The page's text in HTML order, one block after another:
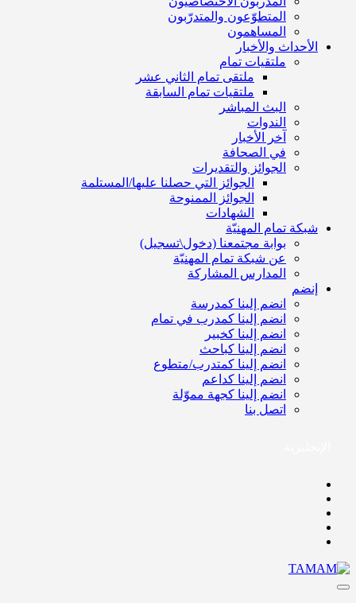
المتطوّعون والمتدرّبون
المساهمون
الأحداث والأخبار
ملتقيات تمام
ملتقى تمام الثاني عشر
ملتقيات تمام السابقة
البث المباشر
الندوات
آخر الأخبار
في الصحافة
الجوائز والتقديرات
الجوائز التي حصلنا عليها/المستلمة
الجوائز الممنوحة
الشهادات
شبكة تمام المهنيّة
بوابة مجتمعنا (دخول\تسجيل)
عن شبكة تمام المهنيّة
المدارس المشاركة
إنضم
انضم إلينا كمدرسة
انضم إلينا كمدرب في تمام
انضم إلينا كخبير
انضم إلينا كباحث
انضم إلينا كمتدرب/متطوع
انضم إلينا كداعم
انضم إلينا كجهة مموّلة
اتصل بنا